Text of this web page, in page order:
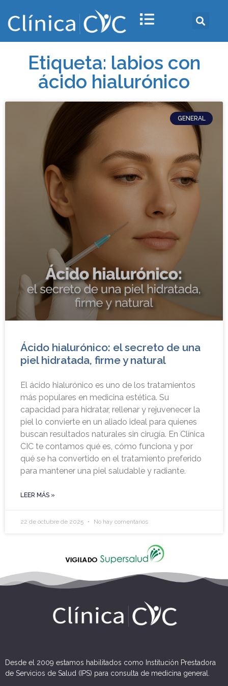
Etiqueta: labios con
ácido hialurónico
GENERAL
Ácido hialurónico: el secreto de una
piel hidratada, firme y natural
El ácido hialurónico es uno de los tratamientos
más populares en medicina estética. Su
capacidad para hidratar, rellenar y rejuvenecer la
piel lo convierte en un aliado ideal para quienes
buscan resultados naturales sin cirugía. En Clínica
CIC te contamos qué es, cómo funciona y por
qué se ha convertido en el tratamiento preferido
para mantener una piel saludable y radiante.
LEER MÁS »
22 de octubre de 2025 No hay comentarios
Desde el 2009 estamos habilitados como Institución Prestadora
de Servicios de Salud (IPS) para consulta de medicina general.